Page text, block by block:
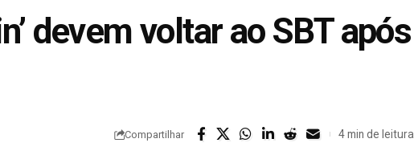
devem voltar ao SBT após
Compartilhar 4 min de leitura